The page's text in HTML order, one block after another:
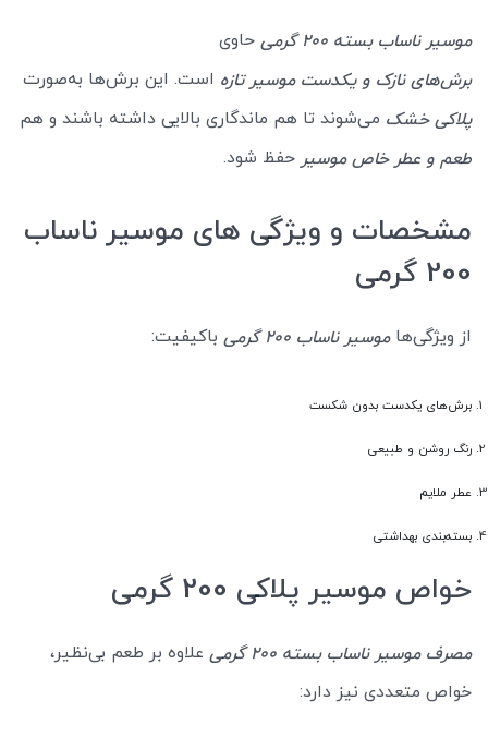
موسیر ناساب بسته 200 گرمی
حاوی
برش‌های نازک و یکدست موسیر تازه است. این برش‌ها به‌صورت
پلاکی خشک می‌شوند تا هم ماندگاری بالایی داشته باشند و هم
طعم و عطر خاص موسیر حفظ شود.
مشخصات و ویژگی های موسیر ناساب
200 گرمی
از ویژگی‌هاموسیر ناساب 200 گرمی باکیفیت:
برش‌های یکدست بدون شکست
رنگ روشن و طبیعی
عطر ملایم
بسته‌بندی بهداشتی
خواص موسیر پلاکی 200 گرمی
مصرف موسیر ناساب بسته 200 گرمی
علاوه بر طعم بی‌نظیر،
خواص متعددی نیز دارد: